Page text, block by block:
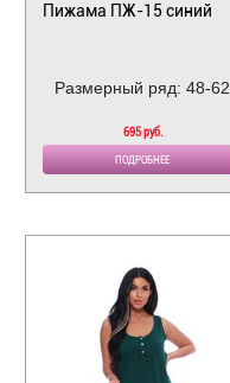
Пижама ПЖ-15 синий
Размерный ряд: 48-62
695 руб.
ПОДРОБНЕЕ